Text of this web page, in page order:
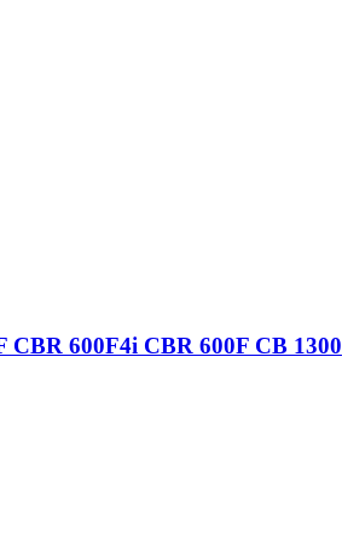
600F4i CBR 600F CB 1300